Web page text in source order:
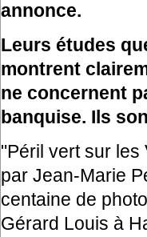
annonce.
Leurs études
montrent
ne concernent
banquise. Ils
"Péril vert sur les
par Jean-Marie
centaine de
Gérard Louis à